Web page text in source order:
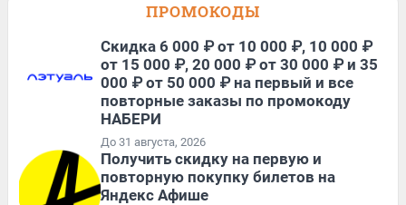
ПРОМОКОДЫ
Скидка 6 000 ₽ от 10 000 ₽, 10 000 ₽
от 15 000 ₽, 20 000 ₽ от 30 000 ₽ и 35
000 ₽ от 50 000 ₽ на первый и все
повторные заказы по промокоду
НАБЕРИ
До 31 августа, 2026
Получить скидку на первую и
повторную покупку билетов на
Яндекс Афише